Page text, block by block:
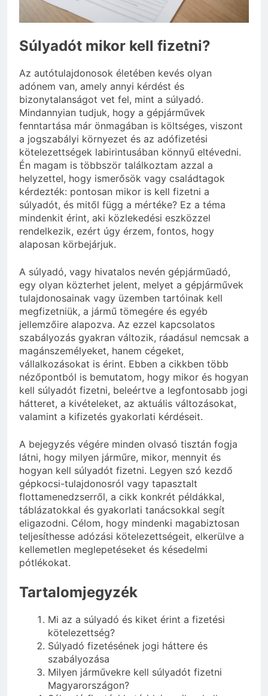
Súlyadót mikor kell fizetni?
Az autótulajdonosok életében kevés olyan
adónem van, amely annyi kérdést és
bizonytalanságot vet fel, mint a súlyadó.
Mindannyian tudjuk, hogy a gépjárművek
fenntartása már önmagában is költséges, viszont
a jogszabályi környezet és az adófizetési
kötelezettségek labirintusában könnyű eltévedni.
Én magam is többször találkoztam azzal a
helyzettel, hogy ismerősök vagy családtagok
kérdezték: pontosan mikor is kell fizetni a
súlyadót, és mitől függ a mértéke? Ez a téma
mindenkit érint, aki közlekedési eszközzel
rendelkezik, ezért úgy érzem, fontos, hogy
alaposan körbejárjuk.
A súlyadó, vagy hivatalos nevén gépjárműadó,
egy olyan közterhet jelent, melyet a gépjárművek
tulajdonosainak vagy üzemben tartóinak kell
megfizetniük, a jármű tömegére és egyéb
jellemzőire alapozva. Az ezzel kapcsolatos
szabályozás gyakran változik, ráadásul nemcsak a
magánszemélyeket, hanem cégeket,
vállalkozásokat is érint. Ebben a cikkben több
nézőpontból is bemutatom, hogy mikor és hogyan
kell súlyadót fizetni, beleértve a legfontosabb jogi
hátteret, a kivételeket, az aktuális változásokat,
valamint a kifizetés gyakorlati kérdéseit.
A bejegyzés végére minden olvasó tisztán fogja
látni, hogy milyen járműre, mikor, mennyit és
hogyan kell súlyadót fizetni. Legyen szó kezdő
gépkocsi-tulajdonosról vagy tapasztalt
flottamenedzserről, a cikk konkrét példákkal,
táblázatokkal és gyakorlati tanácsokkal segít
eligazodni. Célom, hogy mindenki magabiztosan
teljesíthesse adózási kötelezettségeit, elkerülve a
kellemetlen meglepetéseket és késedelmi
pótlékokat.
Tartalomjegyzék
Mi az a súlyadó és kiket érint a fizetési
kötelezettség?
Súlyadó fizetésének jogi háttere és
szabályozása
Milyen járművekre kell súlyadót fizetni
Magyarországon?